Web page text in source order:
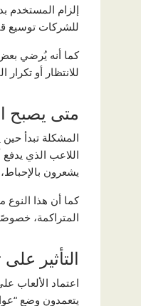
إلزام المستخدم
للشركات توسيع
كما أنه يُرضي بعض
للانتظار أو تكرار
متى يصبح
المشكلة تبدأ
اللاعب الذي
يشعرون
كما أن هذا
المتراكمة،
التأثير
اعتماد الألعاب
يتعمدون وضع